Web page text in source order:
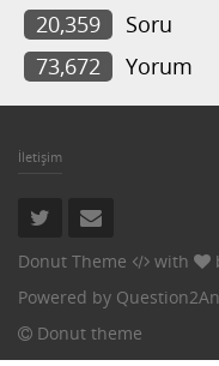
20,359 Soru
73,672
Yorum
İletişim
Donut Theme with
Powered by
Donut theme